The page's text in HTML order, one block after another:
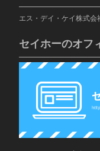
エス・デイ・ケイ株式会
セイホーのオフ